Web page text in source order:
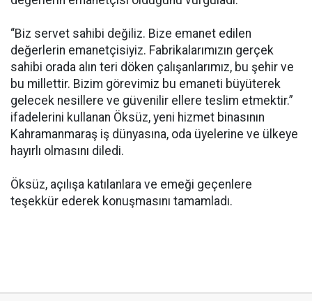
“Biz servet sahibi değiliz. Bize emanet edilen
değerlerin emanetçisiyiz. Fabrikalarımızın gerçek
sahibi orada alın teri döken çalışanlarımız, bu şehir ve
bu millettir. Bizim görevimiz bu emaneti büyüterek
gelecek nesillere ve güvenilir ellere teslim etmektir.”
ifadelerini kullanan Öksüz, yeni hizmet binasının
Kahramanmaraş iş dünyasına, oda üyelerine ve ülkeye
hayırlı olmasını diledi.
Öksüz, açılışa katılanlara ve emeği geçenlere
teşekkür ederek konuşmasını tamamladı.